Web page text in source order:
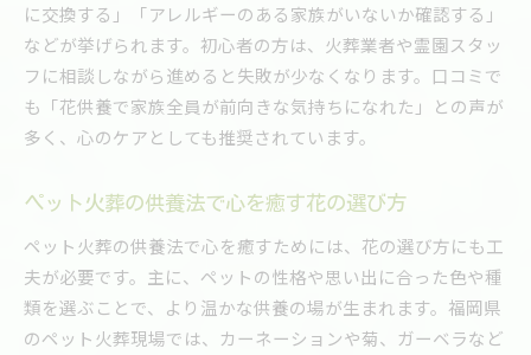
に交換する」「アレルギーのある家族がいないか確認する」
などが挙げられます。初心者の方は、火葬業者や霊園スタッ
フに相談しながら進めると失敗が少なくなります。口コミで
も「花供養で家族全員が前向きな気持ちになれた」との声が
多く、心のケアとしても推奨されています。
ペット火葬の供養法で心を癒す花の選び方
ペット火葬の供養法で心を癒すためには、花の選び方にも工
夫が必要です。主に、ペットの性格や思い出に合った色や種
類を選ぶことで、より温かな供養の場が生まれます。福岡県
のペット火葬現場では、カーネーションや菊、ガーベラなど